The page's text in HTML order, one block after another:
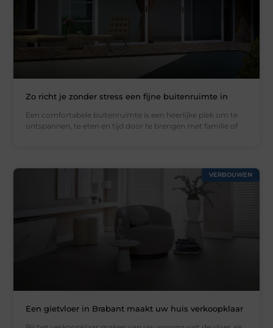
Zo richt je zonder stress een fijne buitenruimte in
Een comfortabele buitenruimte is een heerlijke plek om te
ontspannen, te eten en tijd door te brengen met familie of
VERBOUWEN
Een gietvloer in Brabant maakt uw huis verkoopklaar